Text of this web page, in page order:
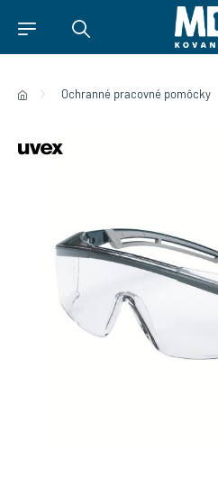
Ochranné pracovné pomôcky